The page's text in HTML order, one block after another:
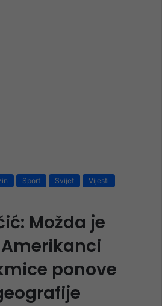
Sport Svijet
Vijesti
Možda je
ponove